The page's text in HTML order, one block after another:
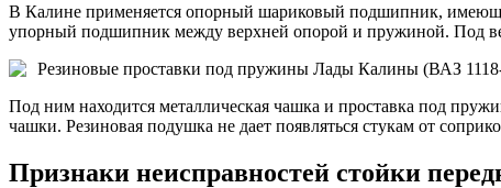
В Калине применяется опорный шариковый подшипник,
упорный подшипник между верхней опорой и пружиной. Под
Резиновые проставки под пружины Лады Калины (ВАЗ
Под ним находится металлическая чашка и проставка под
чашки. Резиновая подушка не дает появляться стукам от
Признаки неисправностей стойки